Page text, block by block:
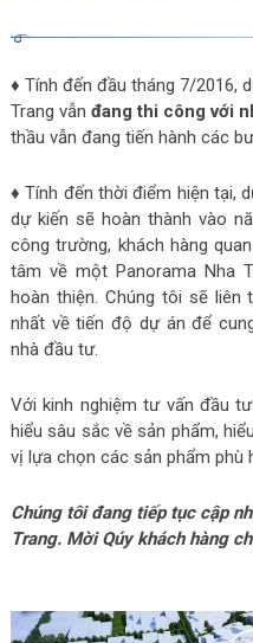
♦ Tính đến đầu tháng 7/2016,
Trang vẫn đang thi công với
thầu vẫn đang tiến hành các
♦ Tính đến thời điểm hiện tại,
dự kiến sẽ hoàn thành vào
công trường, khách hàng
tâm về một Panorama Nha
hoàn thiện. Chúng tôi sẽ
nhất về tiến độ dự án để
nhà đầu tư.
Với kinh nghiệm tư vấn đầu
hiểu sâu sắc về sản phẩm,
vị lựa chọn các sản phẩm phù
Chúng tôi đang tiếp tục cập
Trang. Mời Qúy khách hàng